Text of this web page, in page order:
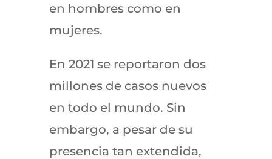
en hombres como en
mujeres.
En 2021 se reportaron dos
millones de casos nuevos
en todo el mundo. Sin
embargo, a pesar de su
presencia tan extendida,